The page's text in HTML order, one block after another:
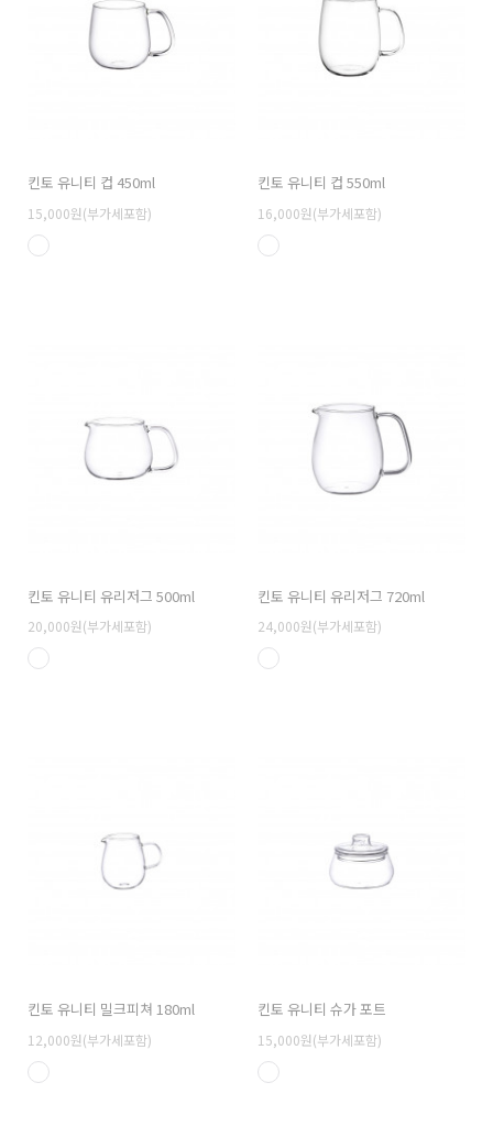
킨토 유니티 컵 450ml
15,000원(부가세포함)
킨토 유니티 컵 550ml
16,000원(부가세포함)
킨토 유니티 유리저그 500ml
20,000원(부가세포함)
킨토 유니티 유리저그 720ml
24,000원(부가세포함)
킨토 유니티 밀크피쳐 180ml
12,000원(부가세포함)
킨토 유니티 슈가 포트
15,000원(부가세포함)